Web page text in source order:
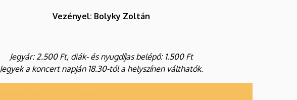
Vezényel: Bolyky Zoltán
Jegyár: 2.500 Ft, diák- és nyugdíjas belépő: 1.500 Ft
Jegyek a koncert napján 18.30-tól a helyszínen válthatók.